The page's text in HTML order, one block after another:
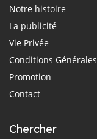
Notre histoire
La publicité
Vie Privée
Conditions Générales
Promotion
Contact
Chercher